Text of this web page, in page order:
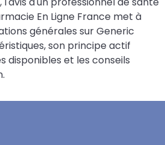
En Ligne France met à
générales sur Generic
son principe actif
disponibles et les conseils